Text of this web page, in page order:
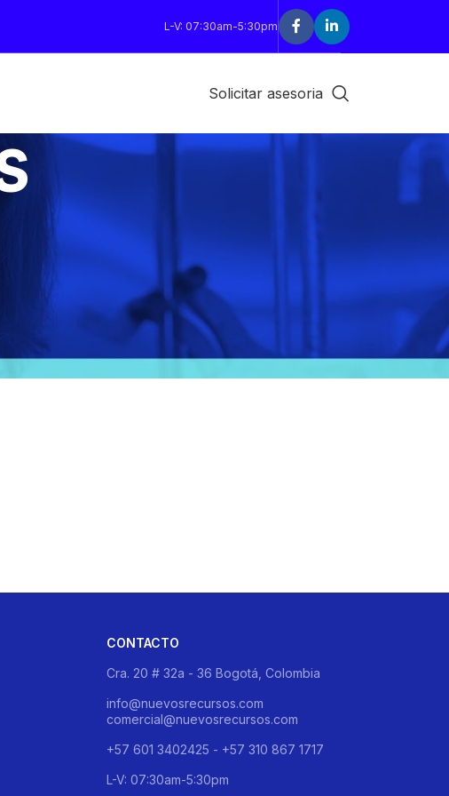
L-V: 07:30am-5:30pm
Solicitar asesoria
CONTACTO
Cra. 20 # 32a - 36 Bogotá, Colombia
info@nuevosrecursos.com
comercial@nuevosrecursos.com
+57 601 3402425 - +57 310 867 1717
L-V: 07:30am-5:30pm